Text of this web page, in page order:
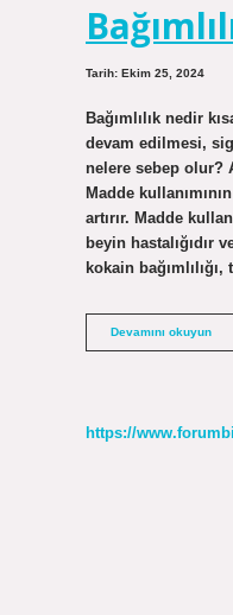
Tarih: Ekim 25, 2024
Bağımlılık nedir
devam edilmesi,
nelere sebep olur?
Madde
artırır. Madde
beyin hastalığıdır
kokain bağımlılığı,
Devamını okuyun
https://